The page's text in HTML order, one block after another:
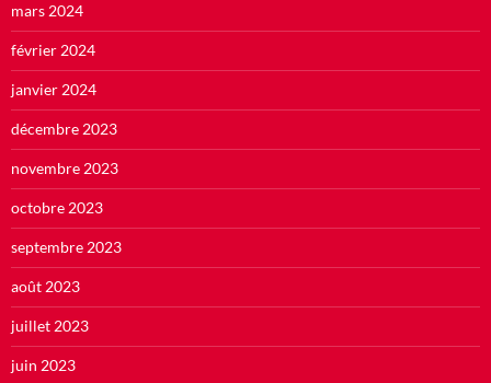
mars 2024
février 2024
janvier 2024
décembre 2023
novembre 2023
octobre 2023
septembre 2023
août 2023
juillet 2023
juin 2023